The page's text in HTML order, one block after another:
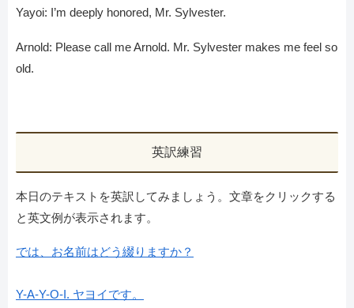
Yayoi: I’m deeply honored, Mr. Sylvester.
Arnold: Please call me Arnold. Mr. Sylvester makes me feel so
old.
英訳練習
本日のテキストを英訳してみましょう。文章をクリックする
と英文例が表示されます。
では、お名前はどう綴りますか？
Y-A-Y-O-I. ヤヨイです。